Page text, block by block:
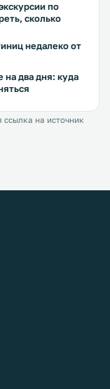
по
сколько
недалеко от
два дня: куда
на источник